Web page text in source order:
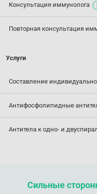
Консультация иммунолога
Повторная консультация
Услуги
Составление
Антифосфолипидные
Антитела к одно- и
Сильные